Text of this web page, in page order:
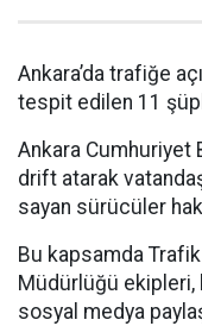
Ankara’da trafiğe
tespit edilen 11
Ankara Cumhuriyet
drift atarak
sayan sürücüler
Bu kapsamda
Müdürlüğü ekipleri,
sosyal medya